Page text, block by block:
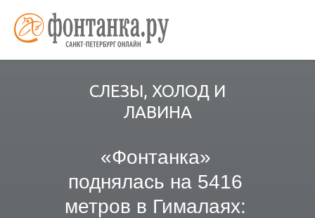
«Фонтанка»
поднялась на 5416
метров в Гималаях:
СЛЕЗЫ, ХОЛОД И
ЛАВИНА